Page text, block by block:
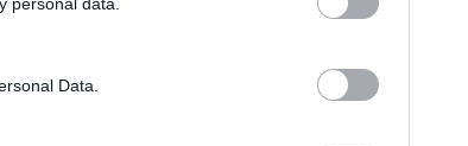
Data.
húsvétkor elindulok
is lesz
szeretnék majd